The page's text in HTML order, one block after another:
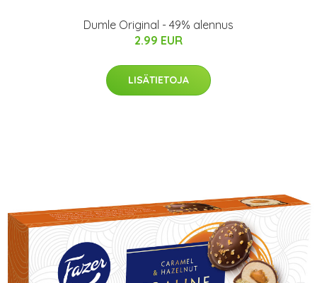
Dumle Original - 49% alennus
2.99 EUR
LISÄTIETOJA